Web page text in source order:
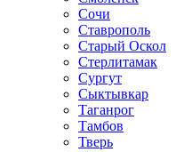
Сочи
Ставрополь
Старый Оскол
Стерлитамак
Сургут
Сыктывкар
Таганрог
Тамбов
Тверь